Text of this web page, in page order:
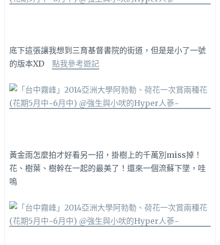
底下這張讓我想到三育基督書院的街道，但是是小了一號
的版本XD 點我參考遊記
黃金雨怎麼拍才好看另一招，掛樹上的千萬別miss掉！
花、樹葉、樹幹在一起的最美了！還來一個流蘇下墜，哇
嗚